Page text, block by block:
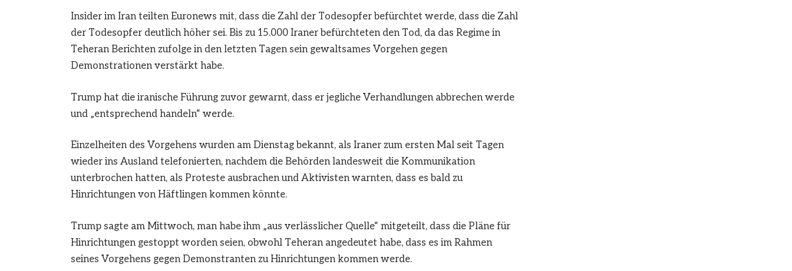
Insider im Iran teilten Euronews mit, dass die Zahl der Todesopfer befürchtet werde, dass die Zahl
der Todesopfer deutlich höher sei. Bis zu 15.000 Iraner befürchteten den Tod, da das Regime in
Teheran Berichten zufolge in den letzten Tagen sein gewaltsames Vorgehen gegen
Demonstrationen verstärkt habe.
Trump hat die iranische Führung zuvor gewarnt, dass er jegliche Verhandlungen abbrechen werde
und „entsprechend handeln“ werde.
Einzelheiten des Vorgehens wurden am Dienstag bekannt, als Iraner zum ersten Mal seit Tagen
wieder ins Ausland telefonierten, nachdem die Behörden landesweit die Kommunikation
unterbrochen hatten, als Proteste ausbrachen und Aktivisten warnten, dass es bald zu
Hinrichtungen von Häftlingen kommen könnte.
Trump sagte am Mittwoch, man habe ihm „aus verlässlicher Quelle“ mitgeteilt, dass die Pläne für
Hinrichtungen gestoppt worden seien, obwohl Teheran angedeutet habe, dass es im Rahmen
seines Vorgehens gegen Demonstranten zu Hinrichtungen kommen werde.